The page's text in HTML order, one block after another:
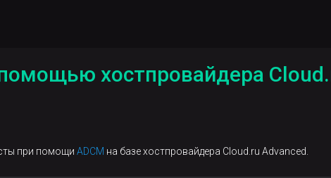
хостпровайдера
при помощи ADCM на базе хостпровайдера Cloud.ru Advanced.